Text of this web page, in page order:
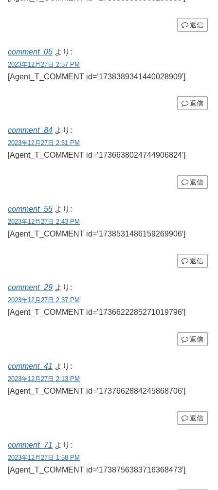
返信
comment_05 より:
2023年12月27日 2:57 PM
[Agent_T_COMMENT id=’1738389341440028909′]
返信
comment_84 より:
2023年12月27日 2:51 PM
[Agent_T_COMMENT id=’1736638024744906824′]
返信
comment_55 より:
2023年12月27日 2:43 PM
[Agent_T_COMMENT id=’1738531486159269906′]
返信
comment_29 より:
2023年12月27日 2:37 PM
[Agent_T_COMMENT id=’1736622285271019796′]
返信
comment_41 より:
2023年12月27日 2:13 PM
[Agent_T_COMMENT id=’1737662884245868706′]
返信
comment_71 より:
2023年12月27日 1:58 PM
[Agent_T_COMMENT id=’1738756383716368473′]